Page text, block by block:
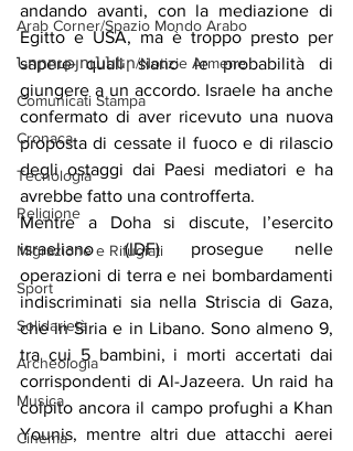
Arab Corner/Spazio Mondo Arabo
Նորություններ/Notizie Armene
Comunicati Stampa
Cronaca
Tecnologia
Religione
Migrazione e Rifugiati
Sport
Solidarietà
Archeologia
Musica
Cinema
andando avanti, con la mediazione di
Egitto e USA, ma è troppo presto per
sapere quali siano le probabilità di
giungere a un accordo. Israele ha anche
confermato di aver ricevuto una nuova
proposta di cessate il fuoco e di rilascio
degli ostaggi dai Paesi mediatori e ha
avrebbe fatto una controfferta.
Mentre a Doha si discute, l’esercito
israeliano (IDF) prosegue nelle
operazioni di terra e nei bombardamenti
indiscriminati sia nella Striscia di Gaza,
che in Siria e in Libano. Sono almeno 9,
tra cui 5 bambini, i morti accertati dai
corrispondenti di Al-Jazeera. Un raid ha
colpito ancora il campo profughi a Khan
Younis, mentre altri due attacchi aerei